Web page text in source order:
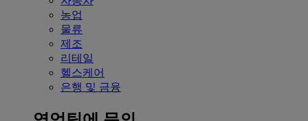
농업
물류
제조
리테일
헬스케어
은행 및 금융